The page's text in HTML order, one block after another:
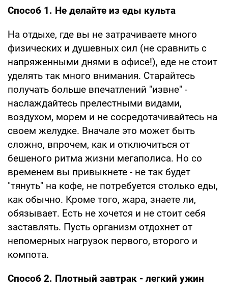
Способ 1. Не делайте из еды культа
На отдыхе, где вы не затрачиваете много
физических и душевных сил (не сравнить с
напряженными днями в офисе!), еде не стоит
уделять так много внимания. Старайтесь
получать больше впечатлений "извне" -
наслаждайтесь прелестными видами,
воздухом, морем и не сосредотачивайтесь на
своем желудке. Вначале это может быть
сложно, впрочем, как и отключиться от
бешеного ритма жизни мегаполиса. Но со
временем вы привыкнете - не так будет
"тянуть" на кофе, не потребуется столько еды,
как обычно. Кроме того, жара, знаете ли,
обязывает. Есть не хочется и не стоит себя
заставлять. Пусть организм отдохнет от
непомерных нагрузок первого, второго и
компота.
Способ 2. Плотный завтрак - легкий ужин